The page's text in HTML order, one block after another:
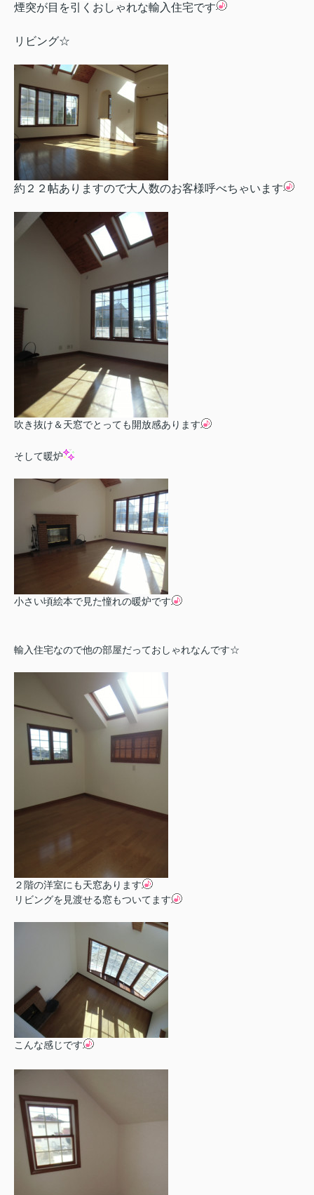
煙突が目を引くおしゃれな輸入住宅です
リビング☆
約２２帖ありますので大人数のお客様呼べちゃいます
吹き抜け＆天窓でとっても開放感あります
そして暖炉
小さい頃絵本で見た憧れの暖炉です
輸入住宅なので他の部屋だっておしゃれなんです☆
２階の洋室にも天窓あります
リビングを見渡せる窓もついてます
こんな感じです